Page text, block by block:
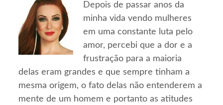
Depois de passar anos da
minha vida vendo mulheres
em uma constante luta pelo
amor, percebi que a dor e a
frustração para a maioria
delas eram grandes e que sempre tinham a
mesma origem, o fato delas não entenderem a
mente de um homem e portanto as atitudes